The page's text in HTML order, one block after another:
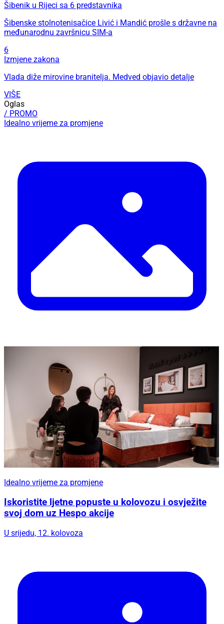
Šibenik u Rijeci sa 6 predstavnika
Šibenske stolnotenisačice Livić i Mandić prošle s državne na
međunarodnu završnicu SIM-a
6
Izmjene zakona
Vlada diže mirovine branitelja. Medved objavio detalje
VIŠE
Oglas
/ PROMO
Idealno vrijeme za promjene
Idealno vrijeme za promjene
Iskoristite ljetne popuste u kolovozu i osvježite
svoj dom uz Hespo akcije
U srijedu, 12. kolovoza